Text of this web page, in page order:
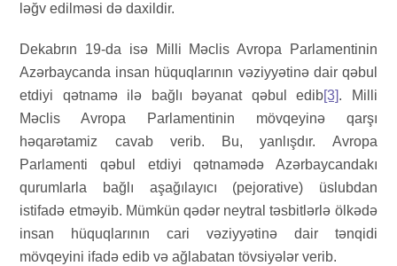
ləğv edilməsi də daxildir.
Dekabrın 19-da isə Milli Məclis Avropa Parlamentinin
Azərbaycanda insan hüquqlarının vəziyyətinə dair qəbul
etdiyi qətnamə ilə bağlı bəyanat qəbul edib[3]. Milli
Məclis Avropa Parlamentinin mövqeyinə qarşı
həqarətamiz cavab verib. Bu, yanlışdır. Avropa
Parlamenti qəbul etdiyi qətnamədə Azərbaycandakı
qurumlarla bağlı aşağılayıcı (pejorative) üslubdan
istifadə etməyib. Mümkün qədər neytral təsbitlərlə ölkədə
insan hüquqlarının cari vəziyyətinə dair tənqidi
mövqeyini ifadə edib və ağlabatan tövsiyələr verib.